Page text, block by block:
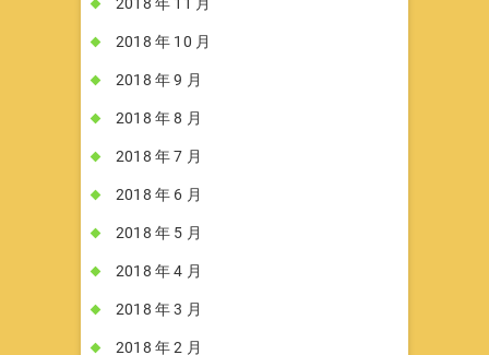
2018 年 11 月
2018 年 10 月
2018 年 9 月
2018 年 8 月
2018 年 7 月
2018 年 6 月
2018 年 5 月
2018 年 4 月
2018 年 3 月
2018 年 2 月